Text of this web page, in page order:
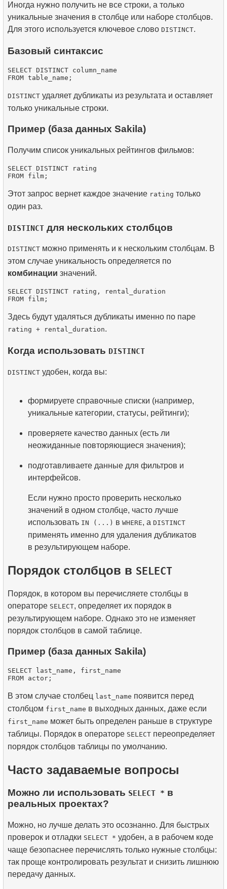
Иногда нужно получить не все строки, а только
уникальные значения в столбце или наборе столбцов.
Для этого используется ключевое слово DISTINCT.
Базовый синтаксис
SELECT DISTINCT column_name
DISTINCT удаляет дубликаты из результата и оставляет
только уникальные строки.
Пример (база данных Sakila)
Получим список уникальных рейтингов фильмов:
SELECT DISTINCT rating
Этот запрос вернет каждое значение rating только
один раз.
DISTINCT для нескольких столбцов
DISTINCT можно применять и к нескольким столбцам. В
этом случае уникальность определяется по
комбинации значений.
SELECT DISTINCT rating, rental_duration
Здесь будут удаляться дубликаты именно по паре
rating + rental_duration.
Когда использовать DISTINCT
DISTINCT удобен, когда вы:
формируете справочные списки (например,
уникальные категории, статусы, рейтинги);
проверяете качество данных (есть ли
неожиданные повторяющиеся значения);
подготавливаете данные для фильтров и
интерфейсов.
Если нужно просто проверить несколько
значений в одном столбце, часто лучше
использовать IN (...) в WHERE, а DISTINCT
применять именно для удаления дубликатов
в результирующем наборе.
Порядок столбцов в SELECT
Порядок, в котором вы перечисляете столбцы в
операторе SELECT, определяет их порядок в
результирующем наборе. Однако это не изменяет
порядок столбцов в самой таблице.
Пример (база данных Sakila)
SELECT last_name, first_name
В этом случае столбец last_name появится перед
столбцом first_name в выходных данных, даже если
first_name может быть определен раньше в структуре
таблицы. Порядок в операторе SELECT переопределяет
порядок столбцов таблицы по умолчанию.
Часто задаваемые вопросы
Можно ли использовать SELECT * в
реальных проектах?
Можно, но лучше делать это осознанно. Для быстрых
проверок и отладки SELECT * удобен, а в рабочем коде
чаще безопаснее перечислять только нужные столбцы:
так проще контролировать результат и снизить лишнюю
передачу данных.